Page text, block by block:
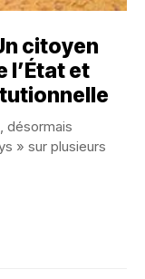
citoyen
l’État et
désormais
» sur plusieurs